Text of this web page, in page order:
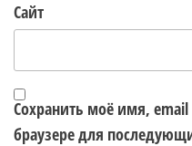
Сайт
Сохранить моё имя, email
браузере для